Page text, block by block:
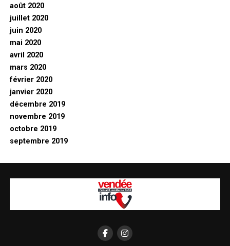
août 2020
juillet 2020
juin 2020
mai 2020
avril 2020
mars 2020
février 2020
janvier 2020
décembre 2019
novembre 2019
octobre 2019
septembre 2019